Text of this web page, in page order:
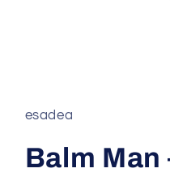
in
esadea
Balm Man